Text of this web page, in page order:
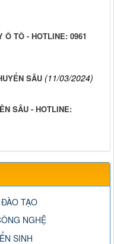
TÔ - HOTLINE: 0961
SÂU (11/03/2024)
SÂU - HOTLINE: